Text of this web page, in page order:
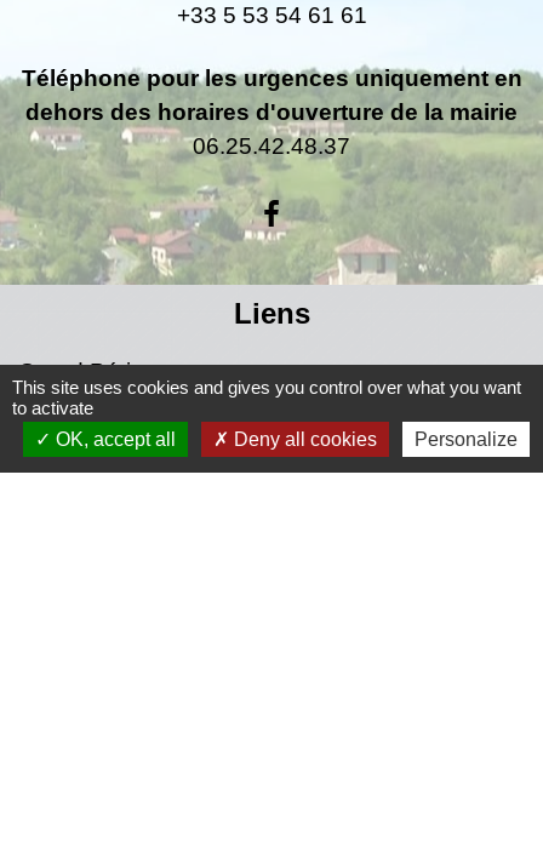
+33 5 53 54 61 61
Téléphone pour les urgences uniquement en
dehors des horaires d'ouverture de la mairie
06.25.42.48.37
Liens
Grand Périgueux
SMD3
Pépinière d'entreprises
Accueil Sud Ouest Coursac
This site uses cookies and gives you control over what you want
to activate
OK, accept all
Deny all cookies Personalize